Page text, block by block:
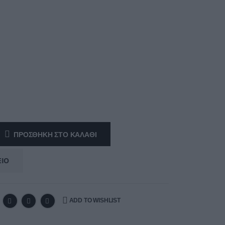
ΠΡΟΣΘΉΚΗ ΣΤΟ ΚΑΛΆΘΙ
ADD TO WISHLIST